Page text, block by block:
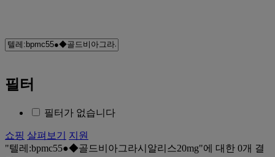
필터
필터가 없습니다
쇼핑 살펴보기
지원
텔레:bpmc55●◆골드비아그라시알리스20mg 에 대한 0개 결